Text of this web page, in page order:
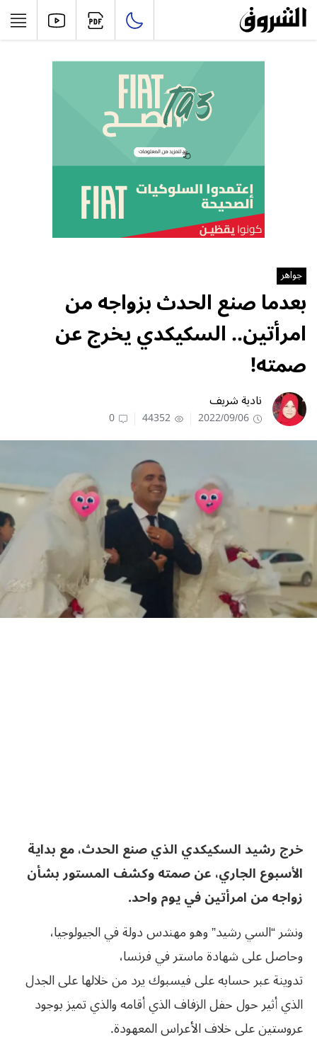
جواهر
بعدما صنع الحدث بزواجه من
امرأتين.. السكيكدي يخرج عن
صمته!
نادية شريف
2022/09/06
44352
0
خرج رشيد السكيكدي الذي صنع الحدث، مع بداية
الأسبوع الجاري، عن صمته وكشف المستور بشأن
زواجه من امرأتين في يوم واحد.
ونشر “السي رشيد” وهو مهندس دولة في الجيولوجيا،
وحاصل على شهادة ماستر في فرنسا،
تدوينة عبر حسابه على فيسبوك يرد من خلالها على الجدل
الذي أثير حول حفل الزفاف الذي أقامه والذي تميز بوجود
عروستين على خلاف الأعراس المعهودة.